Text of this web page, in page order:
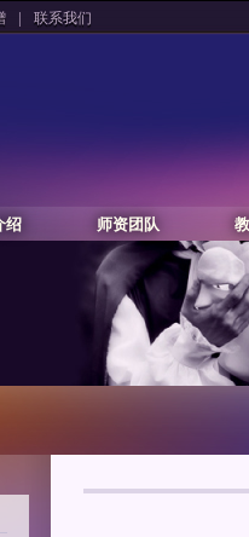
| 联系我们
绍 师资团队